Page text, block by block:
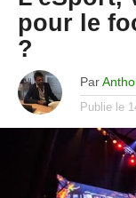
pour le
?
Par
Publie le